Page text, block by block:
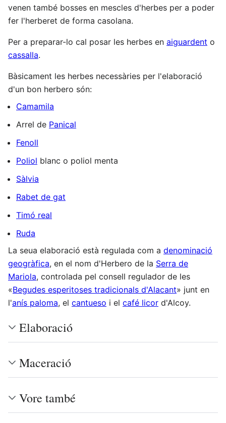
venen també bosses en mescles d'herbes per a poder
fer l'herberet de forma casolana.
Per a preparar-lo cal posar les herbes en aiguardent o
cassalla.
Bàsicament les herbes necessàries per l'elaboració
d'un bon herbero són:
Camamila
Arrel de Panical
Fenoll
Poliol blanc o poliol menta
Sàlvia
Rabet de gat
Timó real
Ruda
La seua elaboració està regulada com a denominació
geogràfica, en el nom d'Herbero de la Serra de
Mariola, controlada pel consell regulador de les
«Begudes esperitoses tradicionals d'Alacant» junt en
l'anís paloma, el cantueso i el café licor d'Alcoy.
Elaboració
Maceració
Vore també